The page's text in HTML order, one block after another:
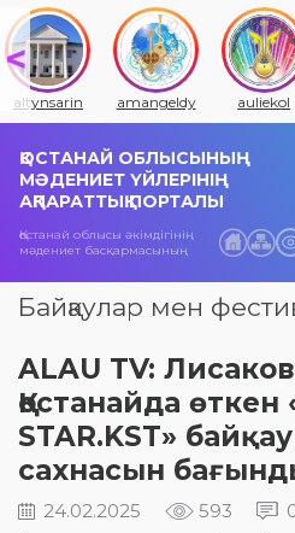
altynsarin amangeldy auliekol
ҚОСТАНАЙ ОБЛЫСЫНЫҢ
МӘДЕНИЕТ ҮЙЛЕРІНІҢ
АҚПАРАТТЫҚ ПОРТАЛЫ
Қостанай облысы әкімдігінің
мәдениет басқармасының
Байқаулар мен
ALAU TV:
Қостанайда өткен
STAR.KST»
сахнасын
24.02.2025 593